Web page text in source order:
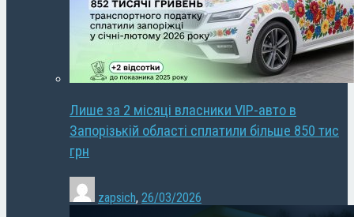
Лише за 2 місяці власники VIP-авто в
Запорізькій області сплатили більше 850 тис
грн
zapsich, 26/03/2026